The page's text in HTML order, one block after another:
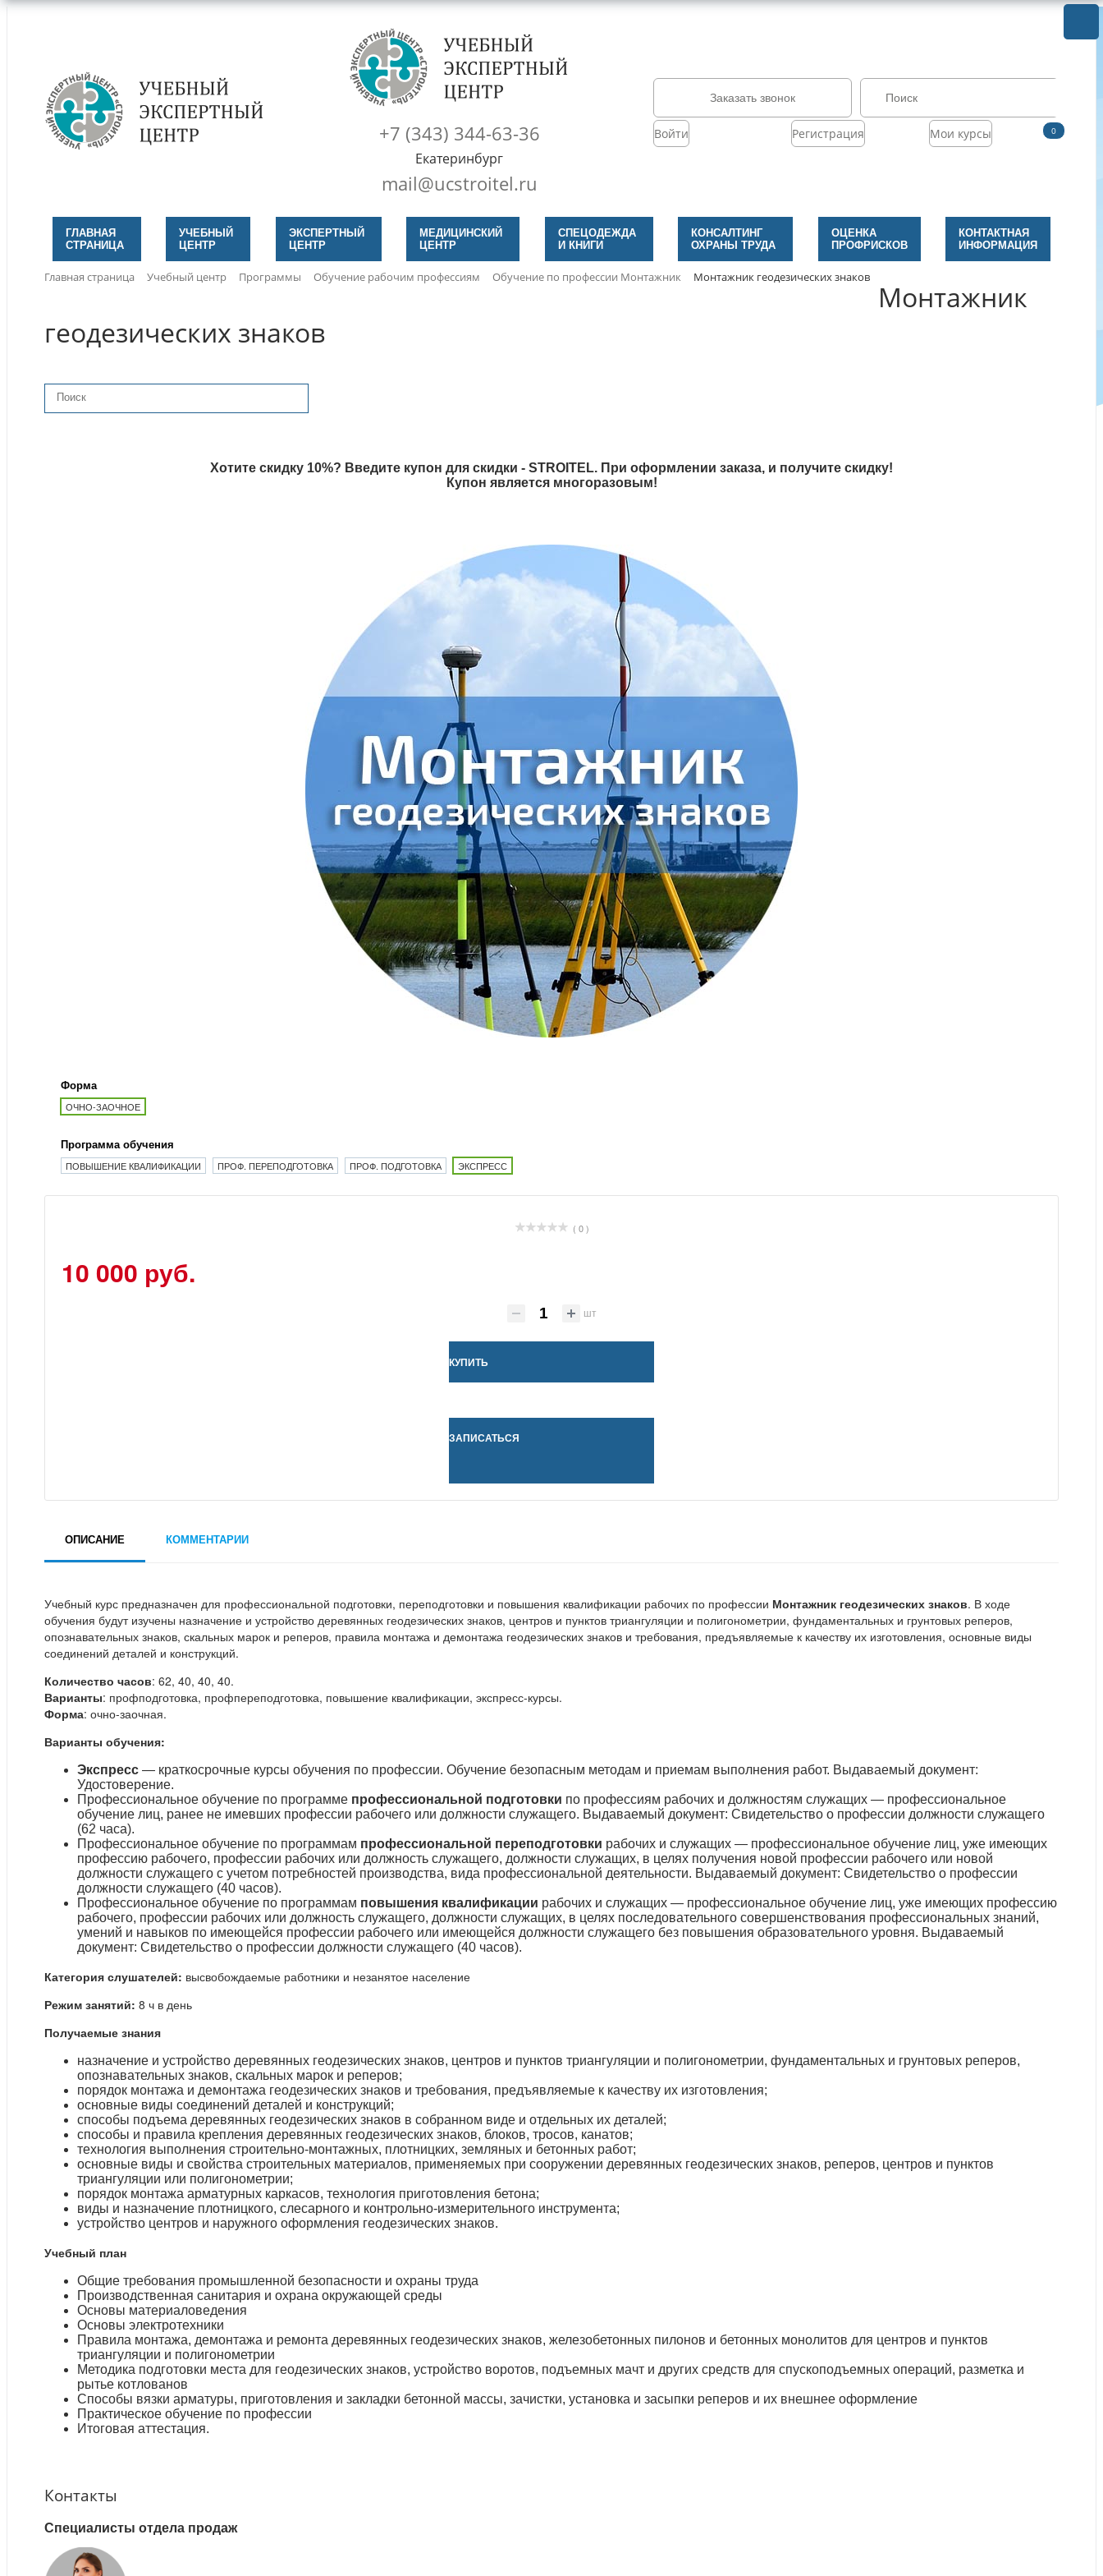
+7 (343) 344-63-36
Екатеринбург
mail@ucstroitel.ru
Заказать звонок
Войти Регистрация Мои курсы 0
ГЛАВНАЯ
СТРАНИЦА
УЧЕБНЫЙ
ЦЕНТР
ЭКСПЕРТНЫЙ
ЦЕНТР
МЕДИЦИНСКИЙ
ЦЕНТР
СПЕЦОДЕЖДА
И КНИГИ
КОНСАЛТИНГ
ОХРАНЫ ТРУДА
ОЦЕНКА
ПРОФРИСКОВ
КОНТАКТНАЯ
ИНФОРМАЦИЯ
Главная страница Учебный центр Программы Обучение рабочим профессиям Обучение по профессии Монтажник Монтажник геодезических знаков
Монтажник
геодезических знаков
Хотите скидку 10%? Введите купон для скидки - STROITEL. При оформлении заказа, и получите скидку!
Купон является многоразовым!
Форма
ОЧНО-ЗАОЧНОЕ
Программа обучения
ПОВЫШЕНИЕ КВАЛИФИКАЦИИ ПРОФ. ПЕРЕПОДГОТОВКА ПРОФ. ПОДГОТОВКА ЭКСПРЕСС
( 0 )
10 000 руб.
шт
КУПИТЬ
ЗАПИСАТЬСЯ
ОПИСАНИЕ КОММЕНТАРИИ
Учебный курс предназначен для профессиональной подготовки, переподготовки и повышения квалификации рабочих по профессии Монтажник геодезических знаков. В ходе
обучения будут изучены назначение и устройство деревянных геодезических знаков, центров и пунктов триангуляции и полигонометрии, фундаментальных и грунтовых реперов,
опознавательных знаков, скальных марок и реперов, правила монтажа и демонтажа геодезических знаков и требования, предъявляемые к качеству их изготовления, основные виды
соединений деталей и конструкций.
Количество часов: 62, 40, 40, 40.
Варианты: профподготовка, профпереподготовка, повышение квалификации, экспресс-курсы.
Форма: очно-заочная.
Варианты обучения:
Экспресс — краткосрочные курсы обучения по профессии. Обучение безопасным методам и приемам выполнения работ. Выдаваемый документ:
Удостоверение.
Профессиональное обучение по программе профессиональной подготовки по профессиям рабочих и должностям служащих — профессиональное
обучение лиц, ранее не имевших профессии рабочего или должности служащего. Выдаваемый документ: Свидетельство о профессии должности служащего
(62 часа).
Профессиональное обучение по программам профессиональной переподготовки рабочих и служащих — профессиональное обучение лиц, уже имеющих
профессию рабочего, профессии рабочих или должность служащего, должности служащих, в целях получения новой профессии рабочего или новой
должности служащего с учетом потребностей производства, вида профессиональной деятельности. Выдаваемый документ: Свидетельство о профессии
должности служащего (40 часов).
Профессиональное обучение по программам повышения квалификации рабочих и служащих — профессиональное обучение лиц, уже имеющих профессию
рабочего, профессии рабочих или должность служащего, должности служащих, в целях последовательного совершенствования профессиональных знаний,
умений и навыков по имеющейся профессии рабочего или имеющейся должности служащего без повышения образовательного уровня. Выдаваемый
документ: Свидетельство о профессии должности служащего (40 часов).
Категория слушателей: высвобождаемые работники и незанятое население
Режим занятий: 8 ч в день
Получаемые знания
назначение и устройство деревянных геодезических знаков, центров и пунктов триангуляции и полигонометрии, фундаментальных и грунтовых реперов,
опознавательных знаков, скальных марок и реперов;
порядок монтажа и демонтажа геодезических знаков и требования, предъявляемые к качеству их изготовления;
основные виды соединений деталей и конструкций;
способы подъема деревянных геодезических знаков в собранном виде и отдельных их деталей;
способы и правила крепления деревянных геодезических знаков, блоков, тросов, канатов;
технология выполнения строительно-монтажных, плотницких, земляных и бетонных работ;
основные виды и свойства строительных материалов, применяемых при сооружении деревянных геодезических знаков, реперов, центров и пунктов
триангуляции или полигонометрии;
порядок монтажа арматурных каркасов, технология приготовления бетона;
виды и назначение плотницкого, слесарного и контрольно-измерительного инструмента;
устройство центров и наружного оформления геодезических знаков.
Учебный план
Общие требования промышленной безопасности и охраны труда
Производственная санитария и охрана окружающей среды
Основы материаловедения
Основы электротехники
Правила монтажа, демонтажа и ремонта деревянных геодезических знаков, железобетонных пилонов и бетонных монолитов для центров и пунктов
триангуляции и полигонометрии
Методика подготовки места для геодезических знаков, устройство воротов, подъемных мачт и других средств для спускоподъемных операций, разметка и
рытье котлованов
Способы вязки арматуры, приготовления и закладки бетонной массы, зачистки, установка и засыпки реперов и их внешнее оформление
Практическое обучение по профессии
Итоговая аттестация.
Контакты
Специалисты отдела продаж